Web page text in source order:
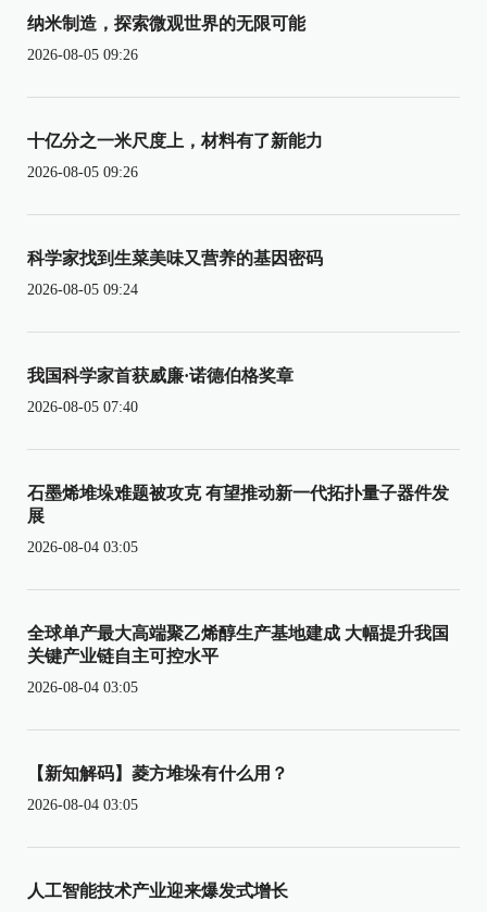
纳米制造，探索微观世界的无限可能
2026-08-05 09:26
十亿分之一米尺度上，材料有了新能力
2026-08-05 09:26
科学家找到生菜美味又营养的基因密码
2026-08-05 09:24
我国科学家首获威廉·诺德伯格奖章
2026-08-05 07:40
石墨烯堆垛难题被攻克 有望推动新一代拓扑量子器件发
展
2026-08-04 03:05
全球单产最大高端聚乙烯醇生产基地建成 大幅提升我国
关键产业链自主可控水平
2026-08-04 03:05
【新知解码】菱方堆垛有什么用？
2026-08-04 03:05
人工智能技术产业迎来爆发式增长